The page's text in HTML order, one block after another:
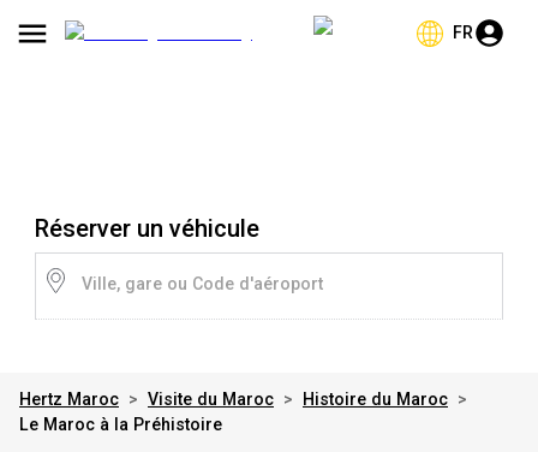
FR
Réserver un véhicule
Ville, gare ou Code d'aéroport
Hertz Maroc > Visite du Maroc > Histoire du Maroc >
Le Maroc à la Préhistoire